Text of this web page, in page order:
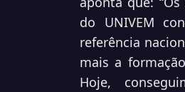
do UNIVEM
referência
mais a
Hoje,